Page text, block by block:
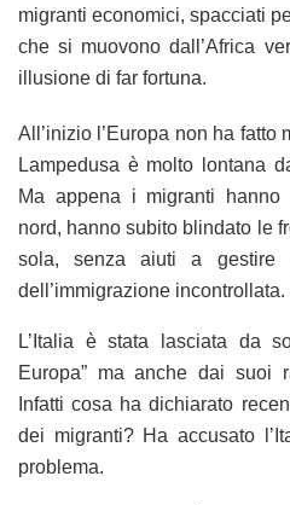
migranti economici, spacciati
che si muovono dall’Africa
illusione di far fortuna.
All’inizio l’Europa non ha fatto
Lampedusa è molto lontana
Ma appena i migranti
nord, hanno subito blindato le
sola, senza aiuti a gestire
dell’immigrazione incontrollata.
L’Italia è stata lasciata da
Europa” ma anche dai suoi
Infatti cosa ha dichiarato
dei migranti? Ha accusato
problema.